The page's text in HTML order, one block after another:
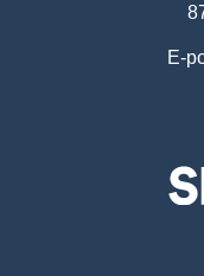
E-